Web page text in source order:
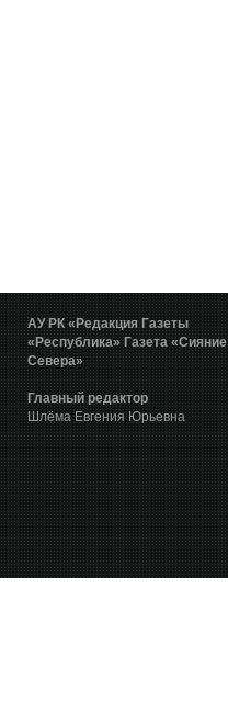
АУ РК «Редакция Газеты
«Республика» Газета «Сияние
Севера»
Главный редактор
Шлёма Евгения Юрьевна